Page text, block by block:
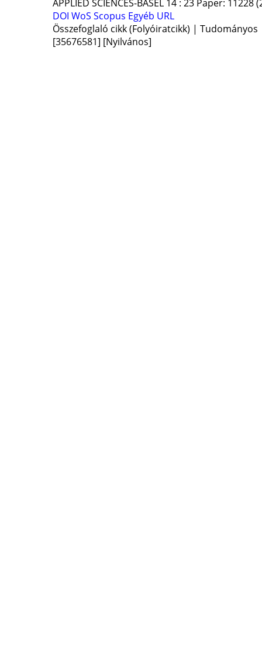
APPLIED SCIENCES-BASEL 14: 23 Paper: 11228
DOI WoS Scopus Egyéb URL
Összefoglaló cikk (Folyóiratcikk) | Tudományos
[35676581] [Nyilvános]